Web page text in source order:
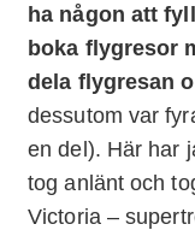
ha någon att
boka flygresor
dela flygresan
dessutom var
en del). Här har
tog anlänt och
Victoria –